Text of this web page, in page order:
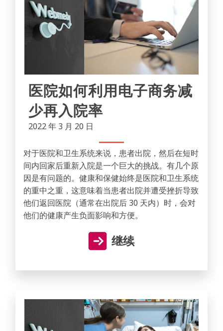
医院如何利用电子商务减
少再入院率
2022 年 3 月 20 日
对于医院和卫生系统来说，患者出院，然后在短时
间内回家后重新入院是一个巨大的挑战。有几个原
因是有问题的。健康和保健始终是医院和卫生系统
的重中之重，这意味着当患者出院并遭受挫折导致
他们返回医院（通常在出院后 30 天内）时，会对
他们的健康产生负面影响和方便。
继续